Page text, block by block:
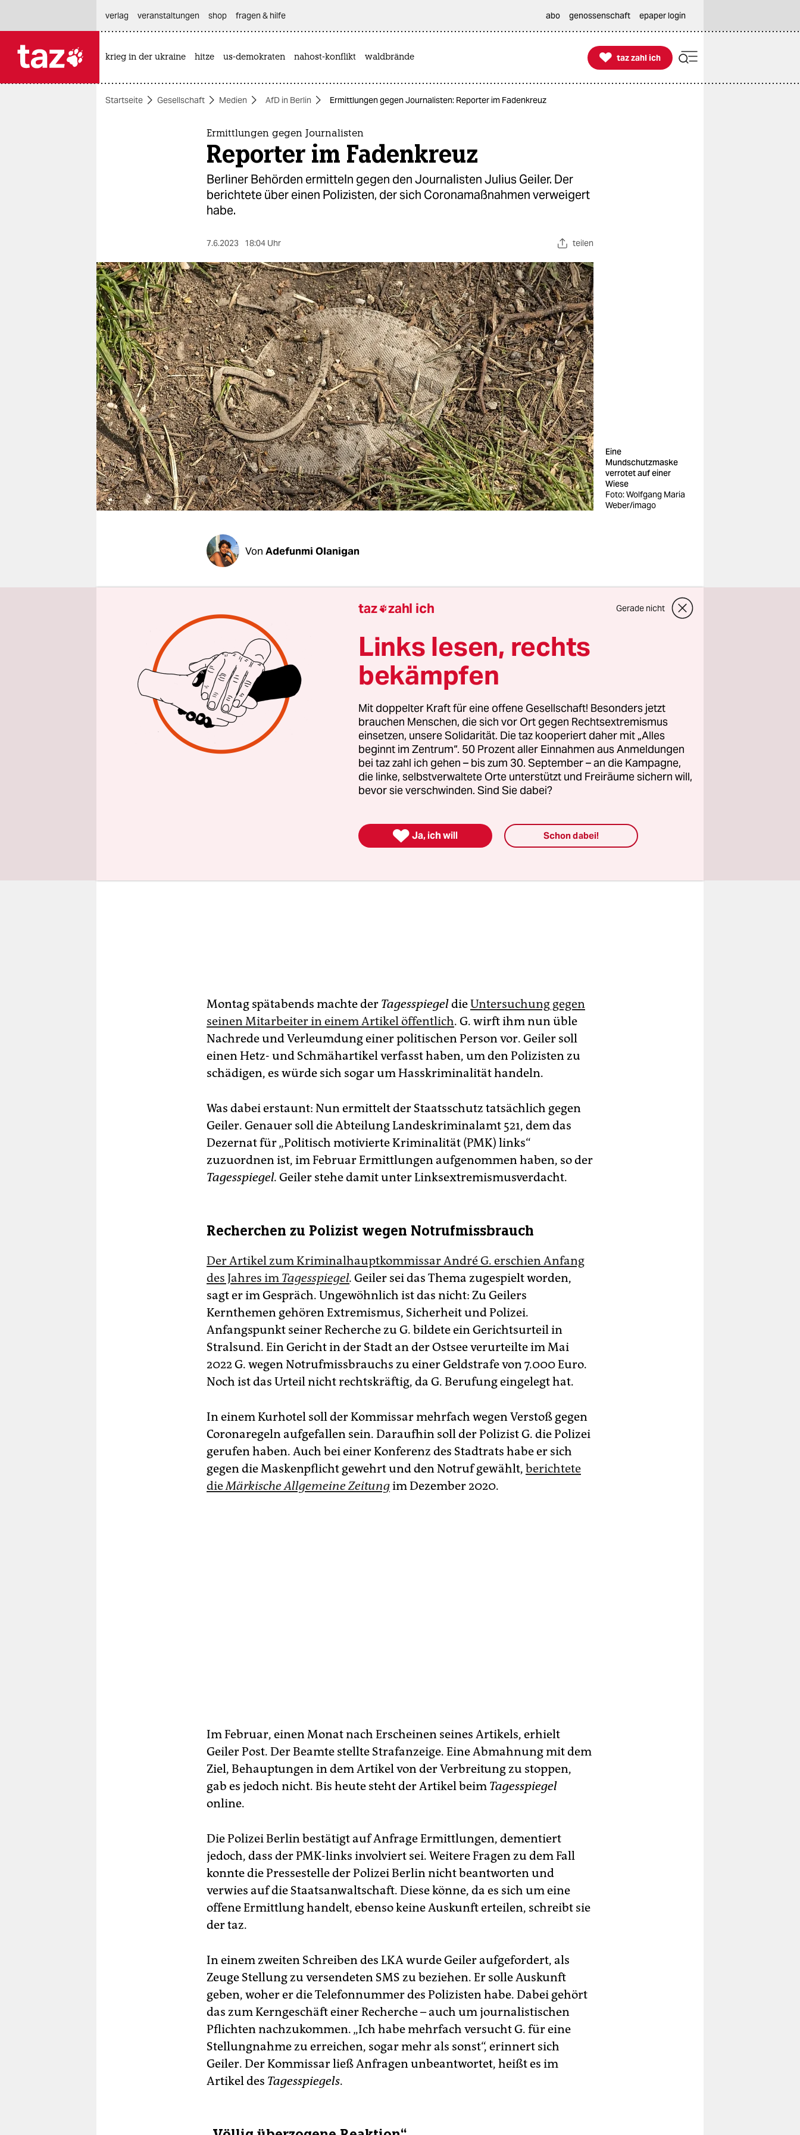
themen
berlin
nord
wahrheit
verlag
verlag
veranstaltungen
shop
fragen & hilfe
unterstützen
abo
genossenschaft
verlag
veranstaltungen shop fragen & hilfe abo genossenschaft epaper login
krieg in der ukraine hitze us-demokraten nahost-konflikt waldbrände 
taz zahl ich
taz zahl ich
Startseite Gesellschaft Medien AfD in Berlin Ermittlungen gegen Journalisten: Reporter im Fadenkreuz
Ermittlungen gegen Journalisten
Reporter im Fadenkreuz
Berliner Behörden ermitteln gegen den Journalisten Julius Geiler. Der
berichtete über einen Polizisten, der sich Coronamaßnahmen verweigert
habe.
7.6.2023 18:04 Uhr teilen
Eine
Mundschutzmaske
verrotet auf einer
Wiese
Foto: Wolfgang Maria
Weber/imago
Von Adefunmi Olanigan
Über Querdenker oder rechte Strukturen zu schreiben kann gefährlich
sein. Jour­na­lis­t*in­nen werden auf Demos angegriffen, werden bedroht
oder erhalten Hassnachrichten.
Nun kommen rechtliche Schritte gegen unliebsame Journalisten
hinzu. Nachdem der Reporter Julius Geiler im Berliner
über den Berliner Polizisten und AfD-Lokalpolitiker André G.
berichtete, der im Verdacht steht, Coronamaßnahmen ignoriert zu
haben, ermittelt nun das Landeskriminalamt Berlin gegen den
Journalisten.
Montag spätabends machte der TagesspiegeldieUntersuchung gegen
seinen Mitarbeiter in einem Artikel öffentlich. G. wirft ihm nun üble
Nachrede und Verleumdung einer politischen Person vor. Geiler soll
einen Hetz- und Schmähartikel verfasst haben, um den Polizisten zu
schädigen, es würde sich sogar um Hasskriminalität handeln.
Was dabei erstaunt: Nun ermittelt der Staatsschutz tatsächlich gegen
Geiler. Genauer soll die Abteilung Landeskriminalamt 521, dem das
Dezernat für „Politisch motivierte Kriminalität (PMK) links“
zuzuordnen ist, im Februar Ermittlungen aufgenommen haben, so der
Tagesspiegel. Geiler stehe damit unter Linksextremismusverdacht.
Recherchen zu Polizist wegen Notrufmissbrauch
Der Artikel zum Kriminalhauptkommissar André G. erschien Anfang
des Jahres im Tagesspiegel. Geiler sei das Thema zugespielt worden,
sagt er im Gespräch. Ungewöhnlich ist das nicht: Zu Geilers
Kernthemen gehören Extremismus, Sicherheit und Polizei.
Anfangspunkt seiner Recherche zu G. bildete ein Gerichtsurteil in
Stralsund. Ein Gericht in der Stadt an der Ostsee verurteilte im Mai
2022 G. wegen Notrufmissbrauchs zu einer Geldstrafe von 7.000 Euro.
Noch ist das Urteil nicht rechtskräftig, da G. Berufung eingelegt hat.
In einem Kurhotel soll der Kommissar mehrfach wegen Verstoß gegen
Corona­regeln aufgefallen sein. Daraufhin soll der Polizist G. die Polizei
gerufen haben. Auch bei einer Konferenz des Stadtrats habe er sich
gegen die Maskenpflicht gewehrt und den Notruf gewählt, berichtete
dieMärkische Allgemeine Zeitungim Dezember 2020.
Im Februar, einen Monat nach Erscheinen seines Artikels, erhielt
Geiler Post. Der Beamte stellte Strafanzeige. Eine Abmahnung mit dem
Ziel, Behauptungen in dem Artikel von der Verbreitung zu stoppen,
gab es jedoch nicht. Bis heute steht der Artikel beim Tagesspiegel
online.
Die Polizei Berlin bestätigt auf Anfrage Ermittlungen, dementiert
jedoch, dass der PMK-links involviert sei. Weitere Fragen zu dem Fall
konnte die Pressestelle der Polizei Berlin nicht beantworten und
verwies auf die Staatsanwaltschaft. Diese könne, da es sich um eine
offene Ermittlung handelt, ebenso keine Auskunft erteilen, schreibt sie
der taz.
In einem zweiten Schreiben des LKA wurde Geiler aufgefordert, als
Zeuge Stellung zu versendeten SMS zu beziehen. Er solle Auskunft
geben, woher er die Telefonnummer des Polizisten habe. Dabei gehört
das zum Kerngeschäft einer Recherche – auch um journalistischen
Pflichten nachzukommen. „Ich habe mehrfach versucht G. für eine
Stellungnahme zu erreichen, sogar mehr als sonst“, erinnert sich
Geiler. Der Kommissar ließ Anfragen unbeantwortet, heißt es im
Artikel des Tagesspiegels.
taz zahl ich Gerade nicht
Links lesen, rechts
bekämpfen
Mit doppelter Kraft für eine offene Gesellschaft! Besonders jetzt
brauchen Menschen, die sich vor Ort gegen Rechtsextremismus
einsetzen, unsere Solidarität. Die taz kooperiert daher mit „Alles
beginnt im Zentrum“. 50 Prozent aller Einnahmen aus Anmeldungen
bei taz zahl ich gehen – bis zum 30. September – an die Kampagne,
die linke, selbstverwaltete Orte unterstützt und Freiräume sichern will,
bevor sie verschwinden. Sind Sie dabei?
 Ja, ich will Schon dabei!